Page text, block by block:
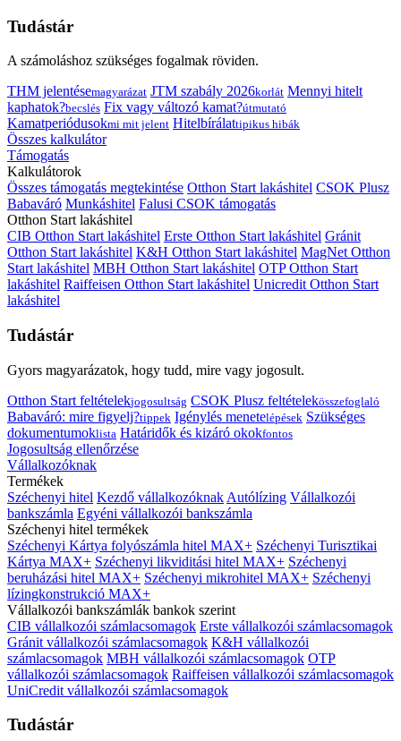
Tudástár
A számoláshoz szükséges fogalmak röviden.
THM jelentésemagyarázat JTM szabály 2026korlát Mennyi hitelt
kaphatok?becslés Fix vagy változó kamat?útmutató
Kamatperiódusokmi mit jelent Hitelbírálattipikus hibák
Összes kalkulátor
Támogatás
Kalkulátorok
Összes támogatás megtekintése Otthon Start lakáshitel CSOK Plusz
Babaváró Munkáshitel Falusi CSOK támogatás
Otthon Start lakáshitel
CIB Otthon Start lakáshitel Erste Otthon Start lakáshitel Gránit
Otthon Start lakáshitel K&H Otthon Start lakáshitel MagNet Otthon
Start lakáshitel MBH Otthon Start lakáshitel OTP Otthon Start
lakáshitel Raiffeisen Otthon Start lakáshitel Unicredit Otthon Start
lakáshitel
Tudástár
Gyors magyarázatok, hogy tudd, mire vagy jogosult.
Otthon Start feltételekjogosultság CSOK Plusz feltételekösszefoglaló
Babaváró: mire figyelj?tippek Igénylés menetelépések Szükséges
dokumentumoklista Határidők és kizáró okokfontos
Jogosultság ellenőrzése
Vállalkozóknak
Termékek
Széchenyi hitel Kezdő vállalkozóknak Autólízing Vállalkozói
bankszámla Egyéni vállalkozói bankszámla
Széchenyi hitel termékek
Széchenyi Kártya folyószámla hitel MAX+ Széchenyi Turisztikai
Kártya MAX+ Széchenyi likviditási hitel MAX+ Széchenyi
beruházási hitel MAX+ Széchenyi mikrohitel MAX+ Széchenyi
lízingkonstrukció MAX+
Vállalkozói bankszámlák bankok szerint
CIB vállalkozói számlacsomagok Erste vállalkozói számlacsomagok
Gránit vállalkozói számlacsomagok K&H vállalkozói
számlacsomagok MBH vállalkozói számlacsomagok OTP
vállalkozói számlacsomagok Raiffeisen vállalkozói számlacsomagok
UniCredit vállalkozói számlacsomagok
Tudástár